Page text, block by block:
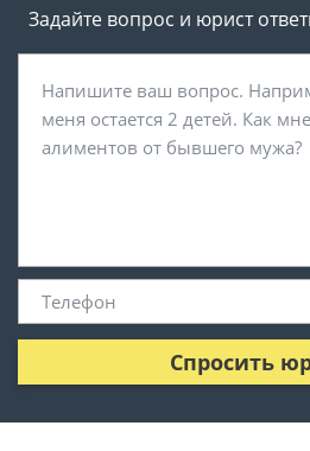
Задайте вопрос и юрист
Спросить